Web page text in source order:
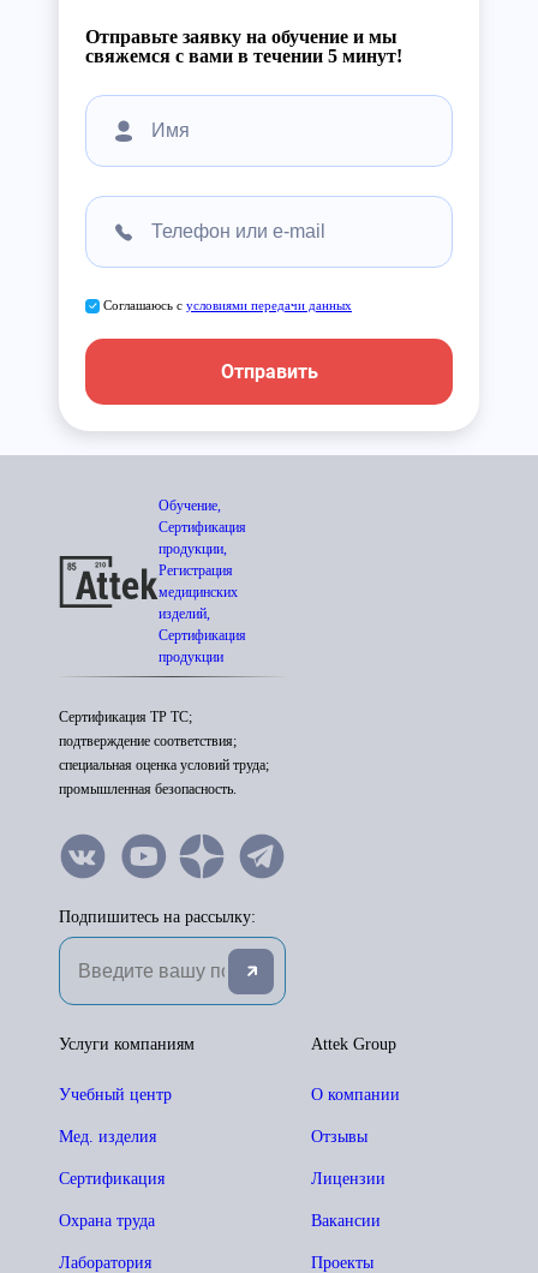
Отправьте заявку на обучение и мы
свяжемся с вами в течении 5 минут!
Соглашаюсь с условиями передачи данных
Отправить
Обучение,
Сертификация
продукции,
Регистрация
медицинских
изделий,
Сертификация
продукции
Сертификация ТР ТС;
подтверждение соответствия;
специальная оценка условий труда;
промышленная безопасность.
Подпишитесь на рассылку:
Attek Group
О компании
Отзывы
Лицензии
Вакансии
Проекты
Услуги компаниям
Учебный центр
Мед. изделия
Сертификация
Охрана труда
Лаборатория